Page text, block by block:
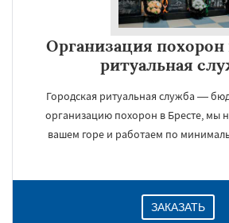
Организация похорон
ритуальная
Городская ритуальная служба —
организацию похорон в Бресте, мы
вашем горе и работаем по
ЗАКАЗАТЬ